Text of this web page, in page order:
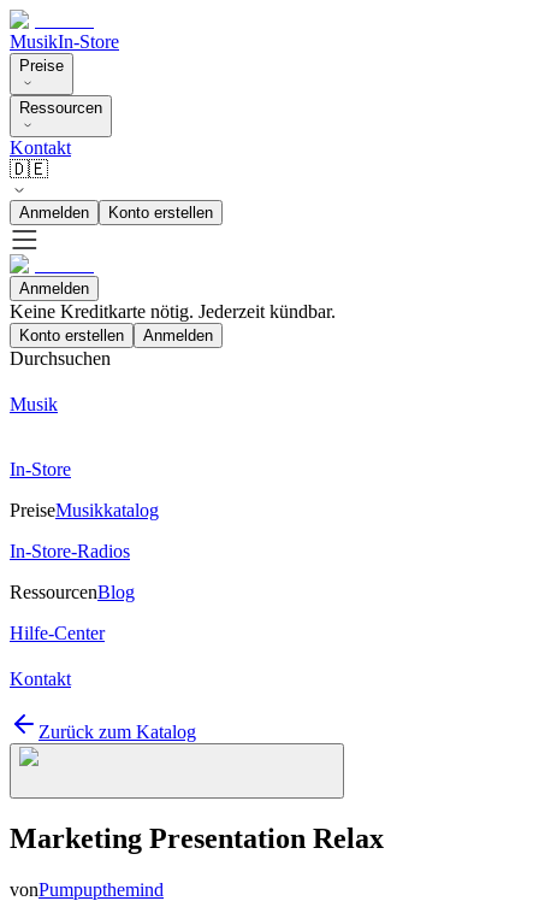
MusikIn-Store
Preise
Ressourcen
Kontakt
🇩🇪
Anmelden Konto erstellen
Anmelden
Keine Kreditkarte nötig. Jederzeit kündbar.
Konto erstellen Anmelden
Durchsuchen
Musik
In-Store
PreiseMusikkatalog
In-Store-Radios
RessourcenBlog
Hilfe-Center
Kontakt
Zurück zum Katalog
Marketing Presentation Relax
vonPumpupthemind